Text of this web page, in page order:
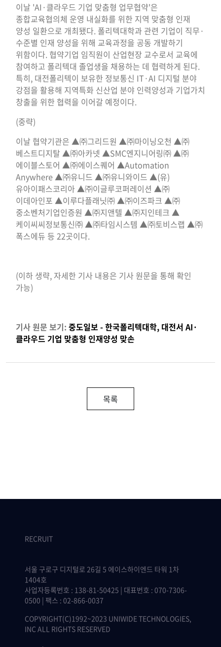
이날 'AI·클라우드 기업 맞춤형 업무협약'은
종합교육협의체 운영 내실화를 위한 지역 맞춤형 인재
양성 일환으로 개최됐다. 폴리텍대학과 관련 기업이 직무·
수준별 인재 양성을 위해 교육과정을 공동 개발하기
위함이다. 협약기업 임직원이 산업현장 교수로서 교육에
참여하고 폴리텍대 졸업생을 채용하는 데 협력하게 된다.
특히, 대전폴리텍이 보유한 정보통신 IT·AI 디지털 분야
강점을 활용해 지역특화 신산업 분야 인력양성과 기업가치
창출을 위한 협력을 이어갈 예정이다.
(중략)
이날 협약기관은 ▲㈜그리드원 ▲㈜마이닝오천 ▲㈜
베스트디지탈 ▲㈜아카넷 ▲SMC엔지니어링㈜ ▲㈜
에이블스토어 ▲㈜에이스퀘어 ▲Automation
Anywhere ▲㈜유니드 ▲㈜유니와이드 ▲(유)
유아이패스코리아 ▲㈜이글루코퍼레이션 ▲㈜
이데아인포 ▲이루다플래닛㈜ ▲㈜이즈파크 ▲㈜
중소벤처기업인증원 ▲㈜지앤텔 ▲㈜지인테크 ▲
케이씨씨정보통신㈜ ▲㈜타임시스템 ▲㈜토비스랩 ▲㈜
폭스에듀 등 22곳이다.
(이하 생략, 자세한 기사 내용은 기사 원문을 통해 확인
가능)
기사 원문 보기: 중도일보 - 한국폴리텍대학, 대전서 AI·
클라우드 기업 맞춤형 인재양성 맞손
목록
RECRUIT
서울 구로구 디지털로 26길 5 에이스하이엔드 타워 1차
1404호
사업자등록번호 : 138-81-50425 | 대표번호 : 070-7306-
0500 | 팩스 : 02-866-0037
COPYRIGHT(C)1992~2023 UNIWIDE TECHNOLOGIES,
INC ALL RIGHTS RESERVED